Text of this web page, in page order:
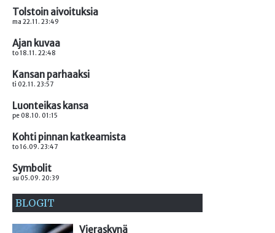
Tolstoin aivoituksia
ma 22.11. 23:49
Ajan kuvaa
to 18.11. 22:48
Kansan parhaaksi
ti 02.11. 23:57
Luonteikas kansa
pe 08.10. 01:15
Kohti pinnan katkeamista
to 16.09. 23:47
Symbolit
su 05.09. 20:39
BLOGIT
Vieraskynä